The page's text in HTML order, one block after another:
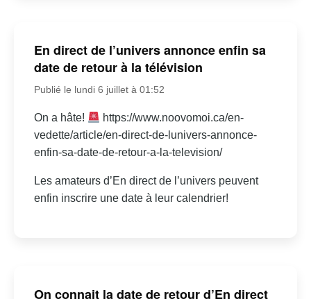
En direct de l’univers annonce enfin sa
date de retour à la télévision
Publié le lundi 6 juillet à 01:52
On a hâte!
https://www.noovomoi.ca/en-
vedette/article/en-direct-de-lunivers-annonce-
enfin-sa-date-de-retour-a-la-television/
Les amateurs d’En direct de l’univers peuvent
enfin inscrire une date à leur calendrier!
On connait la date de retour d’En direct